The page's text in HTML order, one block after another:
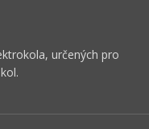
určených pro